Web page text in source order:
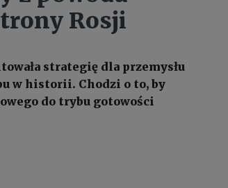
Rosji
strategię dla przemysłu
w historii. Chodzi o to, by
do trybu gotowości